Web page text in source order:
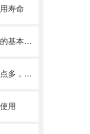
寿命
食品中糖精钠检测液相色谱仪的基本功能
贝克曼流式细胞仪荧光微球优点多，实用效果好
用